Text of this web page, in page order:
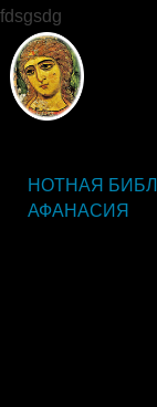
fdsgsdg
НОТНАЯ
АФАНАСИЯ